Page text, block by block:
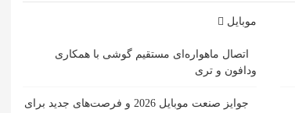
موبایل
اتصال ماهواره‌ای مستقیم گوشی‌ با همکاری
ودافون و تری
جوایز صنعت موبایل 2026 و فرصت‌های جدید برای